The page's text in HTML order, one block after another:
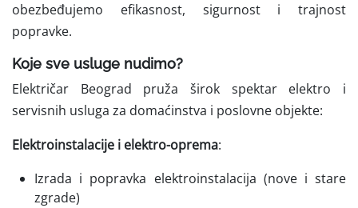
obezbeđujemo efikasnost, sigurnost i trajnost
popravke.
Koje sve usluge nudimo?
Električar Beograd pruža širok spektar elektro i
servisnih usluga za domaćinstva i poslovne objekte:
Elektroinstalacije i elektro-oprema:
Izrada i popravka elektroinstalacija (nove i stare
zgrade)